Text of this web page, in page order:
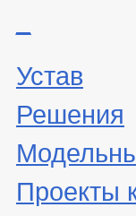
Устав
Решения
Проекты